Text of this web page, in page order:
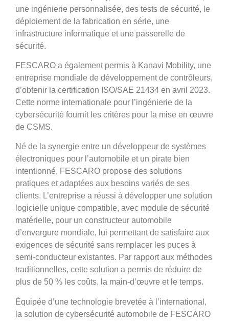
une ingénierie personnalisée, des tests de sécurité, le
déploiement de la fabrication en série, une
infrastructure informatique et une passerelle de
sécurité.
FESCARO a également permis à Kanavi Mobility, une
entreprise mondiale de développement de contrôleurs,
d’obtenir la certification ISO/SAE 21434 en avril 2023.
Cette norme internationale pour l’ingénierie de la
cybersécurité fournit les critères pour la mise en œuvre
de CSMS.
Né de la synergie entre un développeur de systèmes
électroniques pour l’automobile et un pirate bien
intentionné, FESCARO propose des solutions
pratiques et adaptées aux besoins variés de ses
clients. L’entreprise a réussi à développer une solution
logicielle unique compatible, avec module de sécurité
matérielle, pour un constructeur automobile
d’envergure mondiale, lui permettant de satisfaire aux
exigences de sécurité sans remplacer les puces à
semi-conducteur existantes. Par rapport aux méthodes
traditionnelles, cette solution a permis de réduire de
plus de 50 % les coûts, la main-d’œuvre et le temps.
Équipée d’une technologie brevetée à l’international,
la solution de cybersécurité automobile de FESCARO